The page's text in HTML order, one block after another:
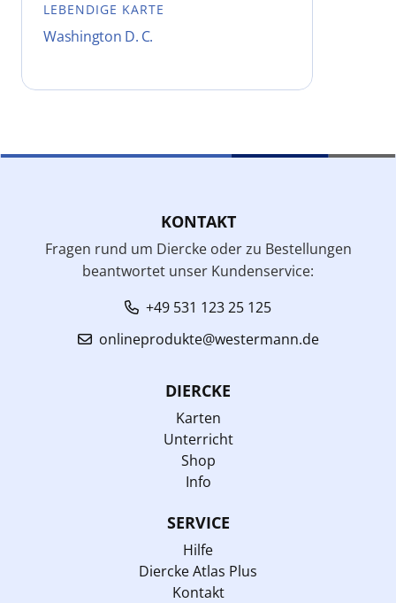
LEBENDIGE KARTE
Washington D. C.
KONTAKT
Fragen rund um Diercke oder zu Bestellungen
beantwortet unser Kundenservice:
+49 531 123 25 125
onlineprodukte@westermann.de
DIERCKE
Karten
Unterricht
Shop
Info
SERVICE
Hilfe
Diercke Atlas Plus
Kontakt